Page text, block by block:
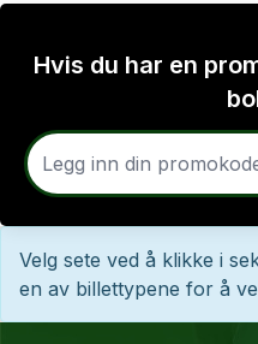
Hvis du har en
Velg sete ved å klikke i
en av billettypene for å